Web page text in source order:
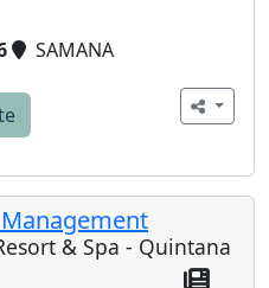
SAMANA
& Spa - Quintana